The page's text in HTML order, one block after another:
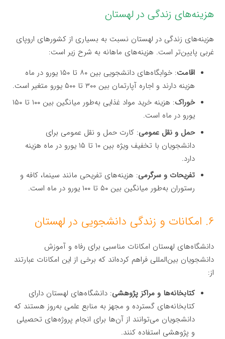
هزینه‌های زندگی در لهستان
هزینه‌های زندگی در لهستان نسبت به بسیاری از کشورهای اروپای
غربی پایین‌تر است. هزینه‌های ماهانه به شرح زیر است:
اقامت
: خوابگاه‌های دانشجویی بین ۸۰ تا ۱۵۰ یورو در ماه
هزینه دارند و اجاره آپارتمان بین ۳۰۰ تا ۵۰۰ یورو متغیر است.
خوراک
: هزینه خرید مواد غذایی به‌طور میانگین بین ۱۰۰ تا ۱۵۰
یورو در ماه است.
حمل و نقل عمومی: کارت حمل و نقل عمومی برای
دانشجویان با تخفیف ویژه بین ۱۰ تا ۱۵ یورو در ماه هزینه
دارد.
تفریحات و سرگرمی: هزینه‌های تفریحی مانند سینما، کافه و
رستوران به‌طور میانگین بین ۵۰ تا ۱۰۰ یورو در ماه است.
۶. امکانات و زندگی دانشجویی در لهستان
دانشگاه‌های لهستان امکانات مناسبی برای رفاه و آموزش
دانشجویان بین‌المللی فراهم کرده‌اند که برخی از این امکانات عبارتند
از:
کتابخانه‌ها و مراکز پژوهشی: دانشگاه‌های لهستان دارای
کتابخانه‌های گسترده و مجهز به منابع علمی به‌روز هستند که
دانشجویان می‌توانند از آن‌ها برای انجام پروژه‌های تحصیلی
و پژوهشی استفاده کنند.